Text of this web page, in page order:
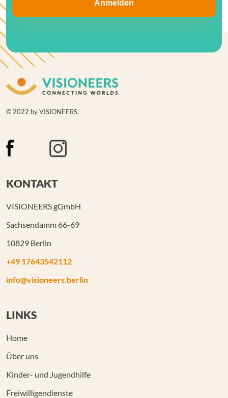
© 2022 by VISIONEERS.
KONTAKT
VISIONEERS gGmbH
Sachsendamm 66-69
10829 Berlin
+49 17643542112
info@visioneers.berlin
LINKS
Home
Über uns
Kinder- und Jugendhilfe
Freiwilligendienste